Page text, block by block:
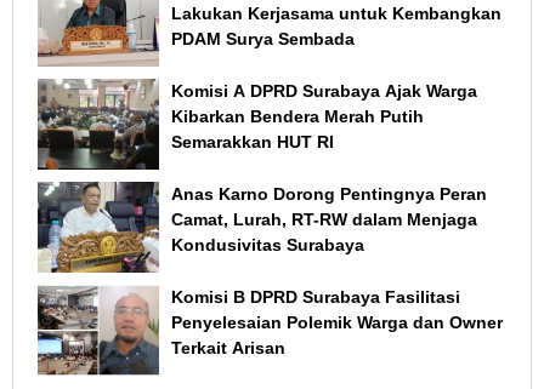
Lakukan Kerjasama untuk Kembangkan
PDAM Surya Sembada
Komisi A DPRD Surabaya Ajak Warga
Kibarkan Bendera Merah Putih
Semarakkan HUT RI
Anas Karno Dorong Pentingnya Peran
Camat, Lurah, RT-RW dalam Menjaga
Kondusivitas Surabaya
Komisi B DPRD Surabaya Fasilitasi
Penyelesaian Polemik Warga dan Owner
Terkait Arisan